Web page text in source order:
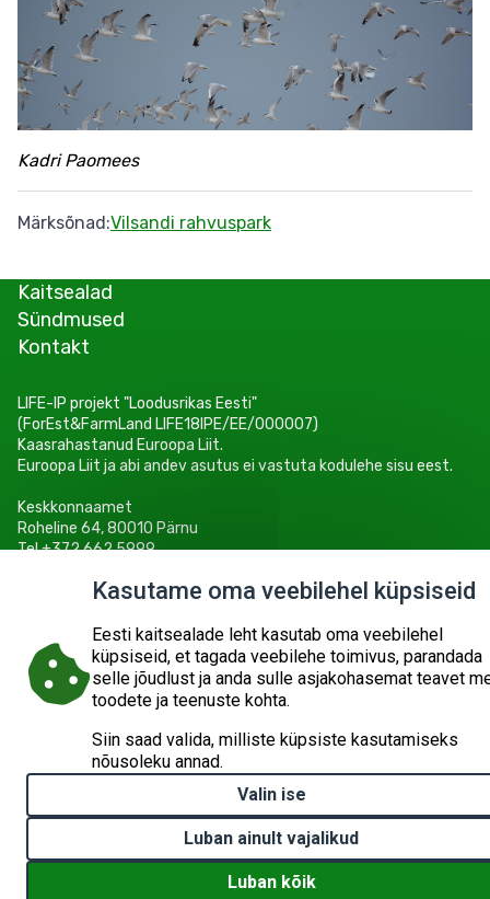
Kadri Paomees
Märksõnad Vilsandi rahvuspark
Kaitsealad
Sündmused
Kontakt
© 2026 KESKKONNAAMET SISUKAART ESITA PÄRING
LIFE-IP projekt "Loodusrikas Eesti"
(ForEst&FarmLand LIFE18IPE/EE/000007)
Kaasrahastanud Euroopa Liit.
Euroopa Liit ja abi andev asutus ei vastuta kodulehe sisu eest.
Keskkonnaamet
Roheline 64, 80010 Pärnu
Tel +372 662 5999
Kasutame oma veebilehel küpsiseid
Eesti kaitsealade leht kasutab oma veebilehel
küpsiseid, et tagada veebilehe toimivus, parandada
selle jõudlust ja anda sulle asjakohasemat teavet
toodete ja teenuste kohta.
Siin saad valida, milliste küpsiste kasutamiseks
nõusoleku annad.
Valin ise
Luban ainult vajalikud
Luban kõik